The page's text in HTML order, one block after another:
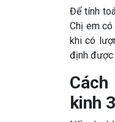
Để tính
Chị em
khi có
định được
kinh